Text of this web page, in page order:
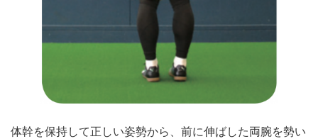
体幹を保持して正しい姿勢から、前に伸ばした両腕を勢い